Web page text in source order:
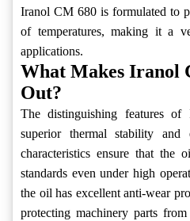
Iranol CM 680 is formulated to
of temperatures, making it a
applications.
What Makes Iranol
Out?
The distinguishing features
superior thermal stability and
characteristics ensure that the
standards even under high
the oil has excellent anti-wear
protecting machinery parts